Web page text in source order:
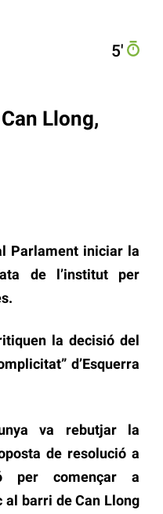
5′
Llong,
Parlament iniciar la
de l’institut per
la decisió del
d’Esquerra
va rebutjar la
de resolució a
per començar a
barri de Can Llong